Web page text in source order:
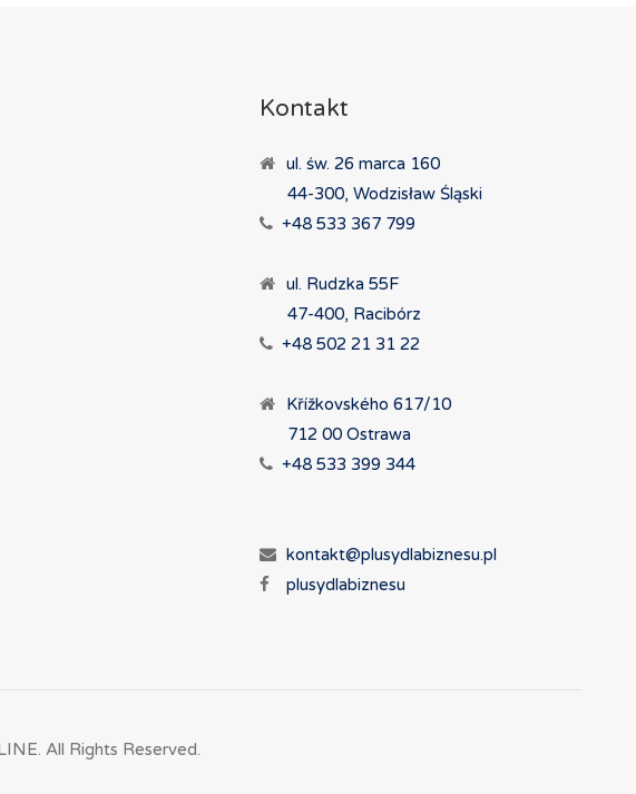
Kontakt
ul. św. 26 marca 160
44-300, Wodzisław Śląski
+48 533 367 799
ul. Rudzka 55F
47-400, Racibórz
+48 502 21 31 22
Křížkovského 617/10
712 00 Ostrawa
+48 533 399 344
kontakt@plusydlabiznesu.pl
plusydlabiznesu
All Rights Reserved.